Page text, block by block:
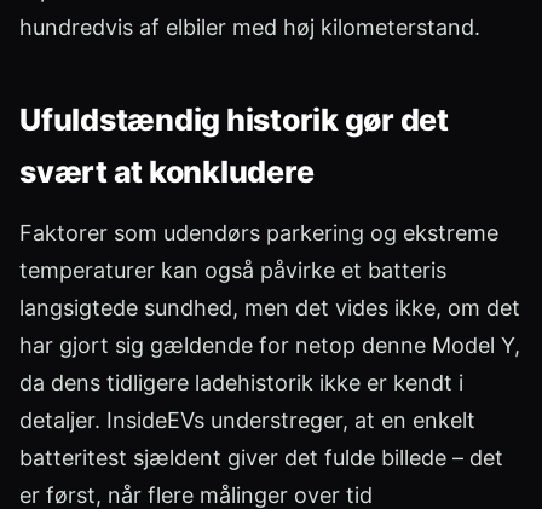
hundredvis af elbiler med høj kilometerstand.
Ufuldstændig historik gør det
svært at konkludere
Faktorer som udendørs parkering og ekstreme
temperaturer kan også påvirke et batteris
langsigtede sundhed, men det vides ikke, om det
har gjort sig gældende for netop denne Model Y,
da dens tidligere ladehistorik ikke er kendt i
detaljer. InsideEVs understreger, at en enkelt
batteritest sjældent giver det fulde billede – det
er først, når flere målinger over tid